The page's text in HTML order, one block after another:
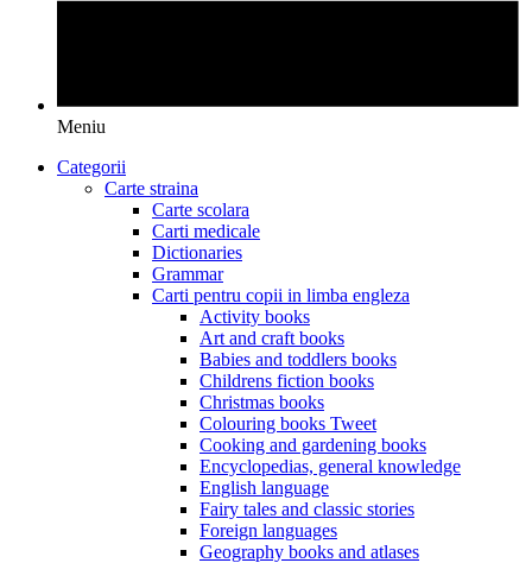
Meniu
Categorii
Carte straina
Carte scolara
Carti medicale
Dictionaries
Grammar
Carti pentru copii in limba engleza
Activity books
Art and craft books
Babies and toddlers books
Childrens fiction books
Christmas books
Colouring books Tweet
Cooking and gardening books
Encyclopedias, general knowledge
English language
Fairy tales and classic stories
Foreign languages
Geography books and atlases